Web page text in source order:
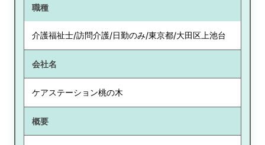
職種
介護福祉士/訪問介護/日勤のみ/東京都/大田区上池台
会社名
ケアステーション桃の木
概要